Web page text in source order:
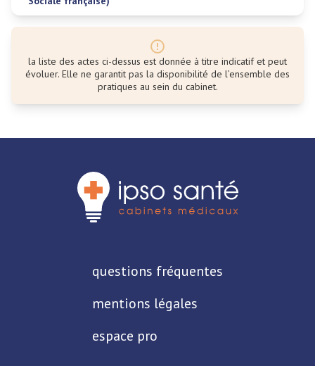
la liste des actes ci-dessus est donnée à titre indicatif et peut
évoluer. Elle ne garantit pas la disponibilité de l’ensemble des
pratiques au sein du cabinet.
questions fréquentes
mentions légales
espace pro